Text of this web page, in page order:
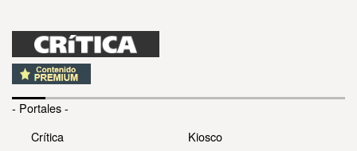
- Portales -
Crítica
Kiosco